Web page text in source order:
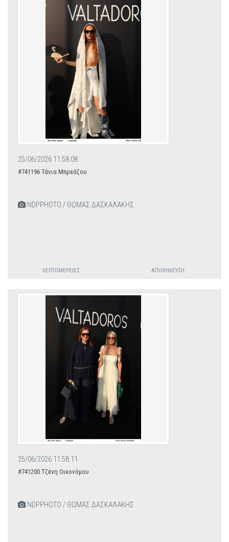
25/06/2026 11:58:08
#741196 Τάνια Μπρεάζου
NDPPHOTO / ΘΩΜΑΣ ΔΑΣΚΑΛΑΚΗΣ
ΛΕΠΤΟΜΈΡΕΙΕΣ ΑΠΟΘΉΚΕΥΣΗ
25/06/2026 11:58:11
#741200 Τζένη Οικονόμου
NDPPHOTO / ΘΩΜΑΣ ΔΑΣΚΑΛΑΚΗΣ